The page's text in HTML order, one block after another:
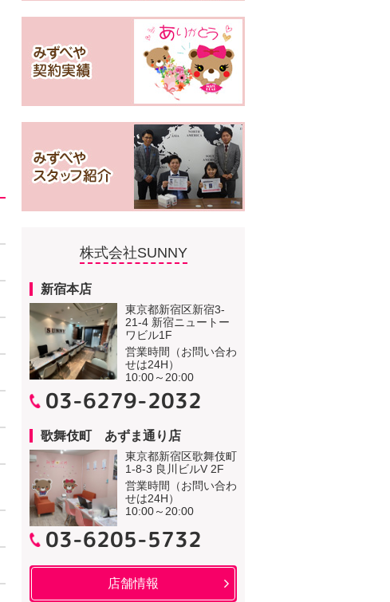
株式会社SUNNY
新宿本店
東京都新宿区新宿3-
21-4 新宿ニュートー
ワビル1F
営業時間（お問い合わ
せは24H）
10:00～20:00
03-6279-2032
歌舞伎町 あずま通り店
東京都新宿区歌舞伎町
1-8-3 良川ビルV 2F
営業時間（お問い合わ
せは24H）
10:00～20:00
03-6205-5732
店舗情報